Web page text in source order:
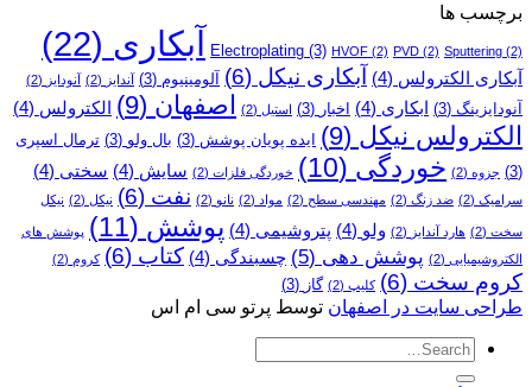
برچسب ها
Electroplating (3) HVOF (2) PVD (2) Sputtering (2) آبکاری (22)
آبکاری الکترولس (4) آبکاری نیکل (6) آلومینیوم (3) آندایز (2) آنودایز (2)
آنودایزینگ (3) ابکاری (4) اخبار (3) استیل (2) اصفهان (9) الکترولس (4)
الکترولس نیکل (9) ایده پویان پوشش (3) بال ولو (3)
ترمال اسپری
(3)
جزوه (2) خوردگی (10) خوردگی فلزات (2) سایش (4) سختی (4)
سرامیک (2) ضد زنگ (2) مهندسی سطح (2) مواد (2) نانو (2) نفت (6) نیکل (2) نیکل
سخت (2) هارد آندایز (2) ولو (4) پتروشیمی (4) پوشش (11)
پوشش­ های
الکتروشیمیایی (2) پوشش دهی (5) چسبندگی (4) کتاب (6) کروم (2)
کروم سخت (6) کلیپ (2) گاز (3)
طراحی سایت در اصفهان توسط پرتو سی ام اس